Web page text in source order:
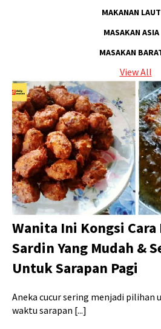
MAKANAN LAUT
MASAKAN ASIA
MASAKAN
View All
Wanita Ini Kongsi Cara
Sardin Yang Mudah &
Untuk Sarapan Pagi
Aneka cucur sering menjadi pilihan
waktu sarapan [...]